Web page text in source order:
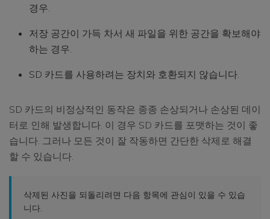
경우.
저장 공간이 가득 차서 새 파일을 위한 공간을 확보해야
하는 경우.
SD 카드를 사용하려는 장치와 호환되지 않습니다.
SD 카드의 비정상적인 동작은 종종 손상되거나 손상된 데이
터로 인해 발생합니다. 이 경우 SD 카드를 포맷하는 것이 좋
습니다. 그러나 모든 것이 잘 작동하면 간단한 삭제로 해결
할 수 있습니다.
삭제된 사진을 되돌리려면 다음 항목에 관심이 있을 수 있습
니다.